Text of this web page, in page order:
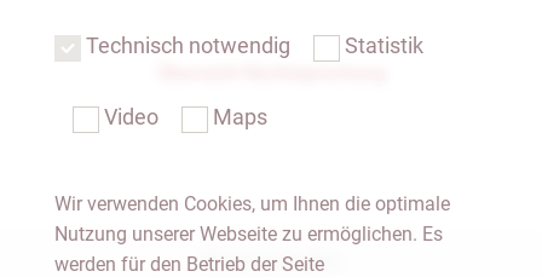
Notar Dresden
Technisch notwendig Statistik
Video Maps
Wir verwenden Cookies, um Ihnen die optimale
Nutzung unserer Webseite zu ermöglichen. Es
werden für den Betrieb der Seite